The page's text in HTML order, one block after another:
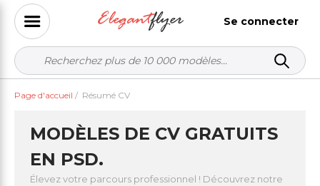
Se connecter
Page d'accueil / Résumé CV
MODÈLES DE CV GRATUITS
EN PSD.
Élevez votre parcours professionnel ! Découvrez notre